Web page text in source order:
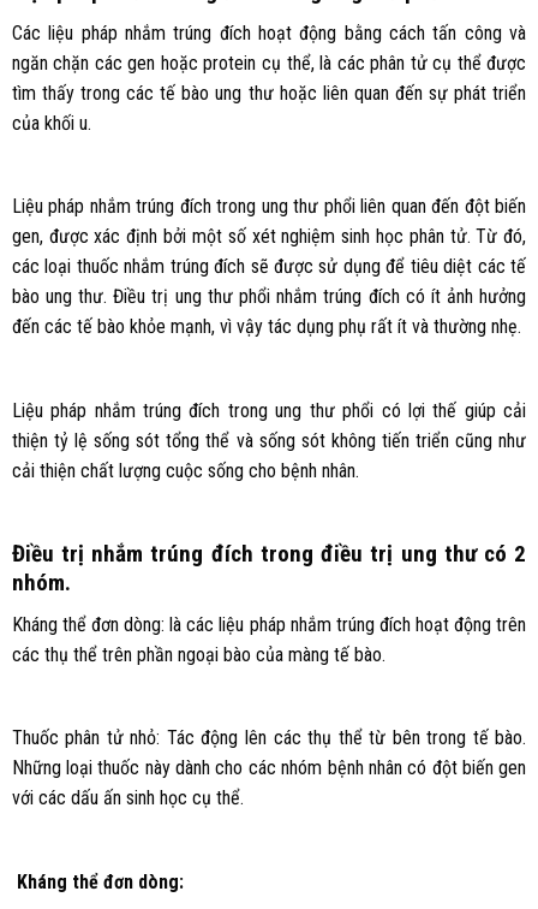
Các liệu pháp nhắm trúng đích hoạt động bằng cách tấn công và
ngăn chặn các gen hoặc protein cụ thể, là các phân tử cụ thể được
tìm thấy trong các tế bào ung thư hoặc liên quan đến sự phát triển
của khối u.
Liệu pháp nhắm trúng đích trong ung thư phổi liên quan đến đột biến
gen, được xác định bởi một số xét nghiệm sinh học phân tử. Từ đó,
các loại thuốc nhắm trúng đích sẽ được sử dụng để tiêu diệt các tế
bào ung thư. Điều trị ung thư phổi nhắm trúng đích có ít ảnh hưởng
đến các tế bào khỏe mạnh, vì vậy tác dụng phụ rất ít và thường nhẹ.
Liệu pháp nhắm trúng đích trong ung thư phổi có lợi thế giúp cải
thiện tỷ lệ sống sót tổng thể và sống sót không tiến triển cũng như
cải thiện chất lượng cuộc sống cho bệnh nhân.
Điều trị nhắm trúng đích trong điều trị ung thư có 2
nhóm.
Kháng thể đơn dòng: là các liệu pháp nhắm trúng đích hoạt động trên
các thụ thể trên phần ngoại bào của màng tế bào.
Thuốc phân tử nhỏ: Tác động lên các thụ thể từ bên trong tế bào.
Những loại thuốc này dành cho các nhóm bệnh nhân có đột biến gen
với các dấu ấn sinh học cụ thể.
Kháng thể đơn dòng: